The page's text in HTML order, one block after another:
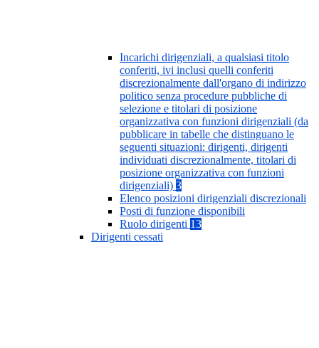
Incarichi dirigenziali, a qualsiasi titolo
conferiti, ivi inclusi quelli conferiti
discrezionalmente dall'organo di indirizzo
politico senza procedure pubbliche di
selezione e titolari di posizione
organizzativa con funzioni dirigenziali (da
pubblicare in tabelle che distinguano le
seguenti situazioni: dirigenti, dirigenti
individuati discrezionalmente, titolari di
posizione organizzativa con funzioni
dirigenziali) 3
Elenco posizioni dirigenziali discrezionali
Posti di funzione disponibili
Ruolo dirigenti 13
Dirigenti cessati